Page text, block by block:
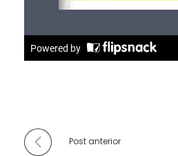
Post anterior